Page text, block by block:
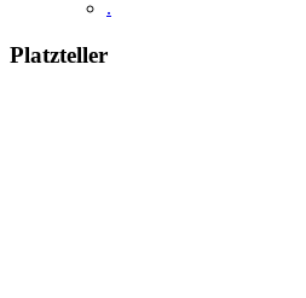
.
Platzteller